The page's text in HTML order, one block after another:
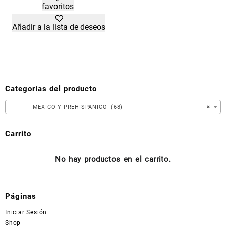
producto
tiene
múltiples
elegir
en
la
favoritos
Añadir a la lista de deseos
Categorías del producto
×
MEXICO Y PREHISPANICO (68)
Carrito
No hay productos en el carrito.
Páginas
Iniciar Sesión
Shop